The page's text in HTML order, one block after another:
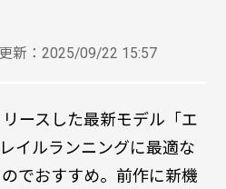
更新：2025/09/22 15:57
ースした最新モデル「エ
イルランニングに最適な
でおすすめ。前作に新機